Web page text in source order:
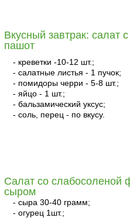
Вкусный завтрак: салат
пашот
- креветки -10-12 шт.;
- салатные листья - 1 пучок;
- помидоры черри - 5-8 шт.;
- яйцо - 1 шт.;
- бальзамический уксус;
- соль, перец - по вкусу.
Салат со слабосоленой
сыром
- сыра 30-40 грамм;
- огурец 1шт.;